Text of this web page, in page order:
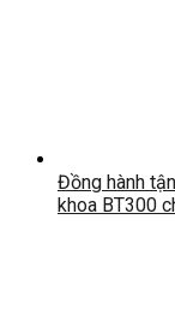
Đồng hành
khoa BT300